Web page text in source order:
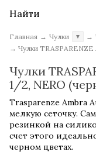
Найти
Главная → Чулки ▼ →
→ Чулки
Чулки
1/2, NERO
Trasparenze Ambra
мелкую сеточку.
резинкой на
счет этого
черном цветах.